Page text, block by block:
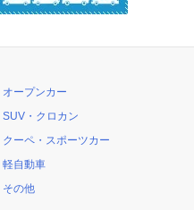
オープンカー
SUV・クロカン
クーペ・スポーツカー
軽自動車
その他